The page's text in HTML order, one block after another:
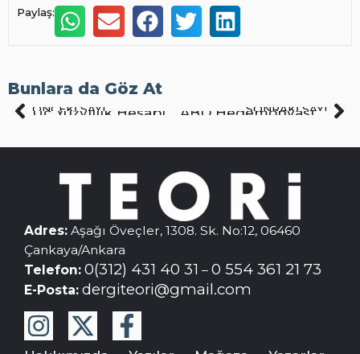
Paylaş:
Bunlara da Göz At
ÖNCEKI SAYI SONRAKI SAYI
ABD Hegemonyasının Çöküşü
Adres: Aşağı Öveçler, 1308. Sk. No:12, 06460
Çankaya/Ankara
Telefon: 0(312) 431 40 31 – 0 554 361 21 73
E-Posta: dergiteori@gmail.com